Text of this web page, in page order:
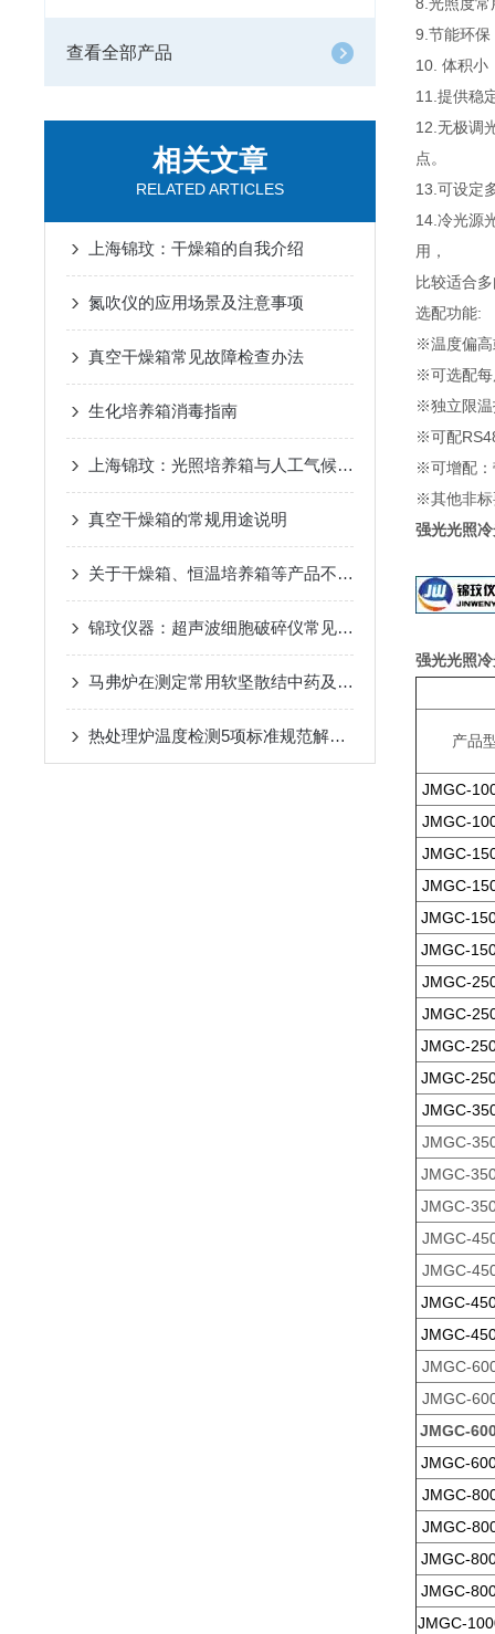
查看全部产品
相关文章
RELATED ARTICLES
上海锦玟：干燥箱的自我介绍
氮吹仪的应用场景及注意事项
真空干燥箱常见故障检查办法
生化培养箱消毒指南
上海锦玟：光照培养箱与人工气候箱的异同
真空干燥箱的常规用途说明
关于干燥箱、恒温培养箱等产品不作为医疗器械产品管理的说明
锦玟仪器：超声波细胞破碎仪常见实验案例
马弗炉在测定常用软坚散结中药及复方的碘含量。中的应用
热处理炉温度检测5项标准规范解读五
9.节能环保
10. 体积小
11.提供稳
12.无极调
点。
13.可设定
14.冷光源
用，
比较适合
选配功能:
※温度偏高
※可选配每
※独立限温
※可配
※可增配：
※其他非标
强光光照
强光光照
产品
JMGC-
JMGC-
JMGC-
JMGC-
JMGC-
JMGC-
JMGC-
JMGC-
JMGC-
JMGC-
JMGC-
JMGC-
JMGC-
JMGC-
JMGC-
JMGC-
JMGC-
JMGC-
JMGC-
JMGC-
JMGC-
JMGC-
JMGC-
JMGC-
JMGC-
JMGC-
JMGC-